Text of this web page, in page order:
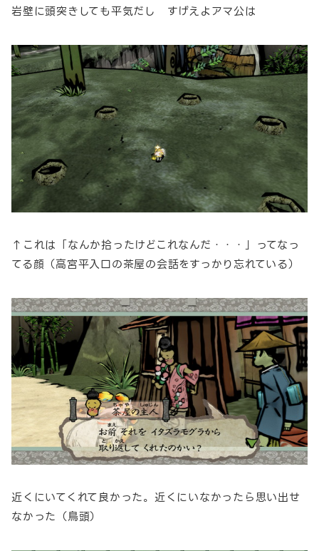
岩壁に頭突きしても平気だし すげえよアマ公は
↑これは「なんか拾ったけどこれなんだ・・・」ってなっ
てる顔（高宮平入口の茶屋の会話をすっかり忘れている）
近くにいてくれて良かった。近くにいなかったら思い出せ
なかった（鳥頭）